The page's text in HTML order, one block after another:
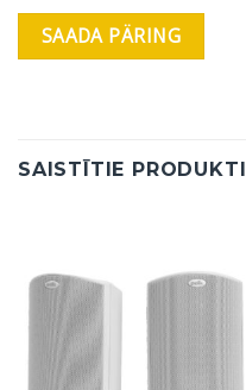
SAISTĪTIE PRODUKTI